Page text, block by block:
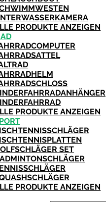
PRODUKTE ANZEIGEN
PRODUKTE ANZEIGEN
SET
PRODUKTE ANZEIGEN